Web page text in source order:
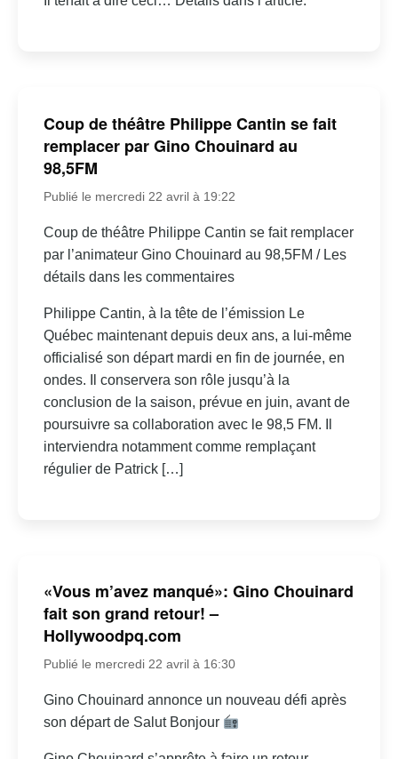
Coup de théâtre Philippe Cantin se fait
remplacer par Gino Chouinard au
98,5FM
Publié le mercredi 22 avril à 19:22
Coup de théâtre Philippe Cantin se fait remplacer
par l’animateur Gino Chouinard au 98,5FM / Les
détails dans les commentaires
Philippe Cantin, à la tête de l’émission Le
Québec maintenant depuis deux ans, a lui-même
officialisé son départ mardi en fin de journée, en
ondes. Il conservera son rôle jusqu’à la
conclusion de la saison, prévue en juin, avant de
poursuivre sa collaboration avec le 98,5 FM. Il
interviendra notamment comme remplaçant
régulier de Patrick […]
«Vous m’avez manqué»: Gino Chouinard
fait son grand retour! –
Hollywoodpq.com
Publié le mercredi 22 avril à 16:30
Gino Chouinard annonce un nouveau défi après
son départ de Salut Bonjour